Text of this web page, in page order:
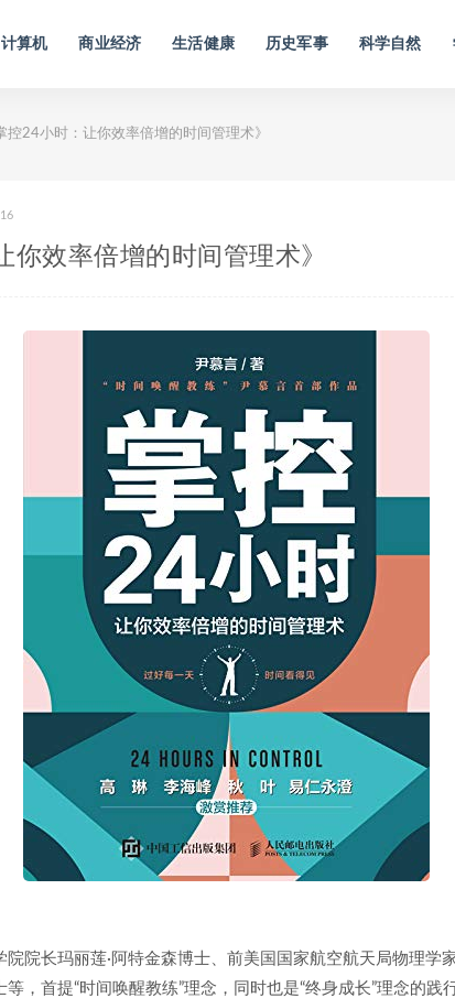
计算机 商业经济 生活健康 历史军事 科学自然
控24小时：让你效率倍增的时间管理术》
你效率倍增的时间管理术》
院长玛丽莲·阿特金森博士、前美国国家航空航天局物理学
等，首提“时间唤醒教练”理念，同时也是“终身成长”理念的践